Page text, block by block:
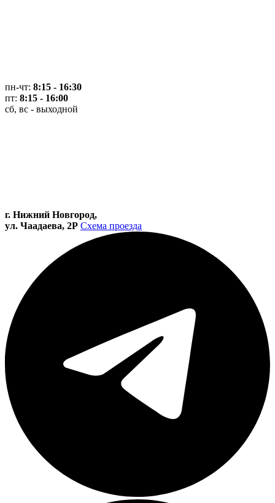
пн-чт: 8:15 - 16:30
пт: 8:15 - 16:00
сб, вс - выходной
г. Нижний Новгород,
ул. Чаадаева, 2Р Схема проезда